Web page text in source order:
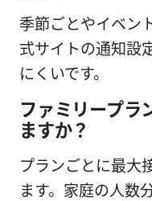
季節ごとやイベン
式サイトの通知設
にくいです。
ファミリープラ
ますか？
プランごとに最大
ます。家庭の人数